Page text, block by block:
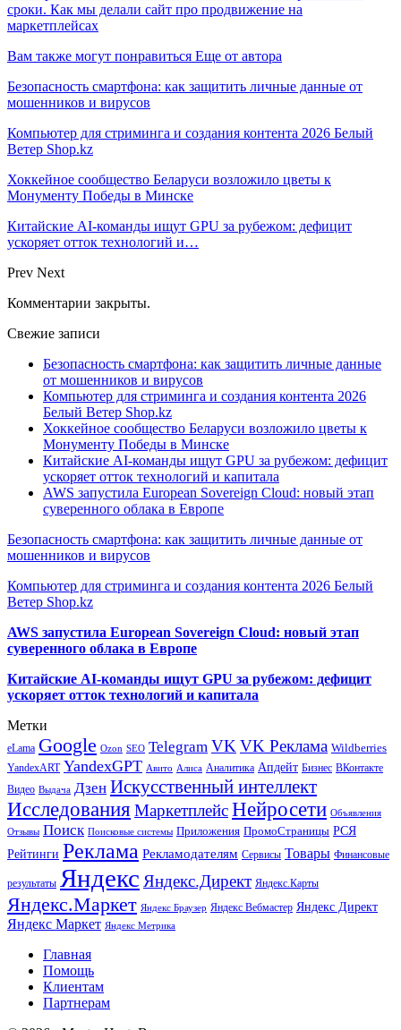
сроки. Как мы делали сайт про продвижение на
маркетплейсах
Вам также могут понравиться Еще от автора
Безопасность смартфона: как защитить личные данные от
мошенников и вирусов
Компьютер для стриминга и создания контента 2026 Белый
Ветер Shop.kz
Хоккейное сообщество Беларуси возложило цветы к
Монументу Победы в Минске
Китайские AI-команды ищут GPU за рубежом: дефицит
ускоряет отток технологий и…
Prev Next
Комментарии закрыты.
Свежие записи
Безопасность смартфона: как защитить личные данные
от мошенников и вирусов
Компьютер для стриминга и создания контента 2026
Белый Ветер Shop.kz
Хоккейное сообщество Беларуси возложило цветы к
Монументу Победы в Минске
Китайские AI-команды ищут GPU за рубежом: дефицит
ускоряет отток технологий и капитала
AWS запустила European Sovereign Cloud: новый этап
суверенного облака в Европе
Безопасность смартфона: как защитить личные данные от
мошенников и вирусов
Компьютер для стриминга и создания контента 2026 Белый
Ветер Shop.kz
AWS запустила European Sovereign Cloud: новый этап
суверенного облака в Европе
Китайские AI-команды ищут GPU за рубежом: дефицит
ускоряет отток технологий и капитала
Метки
eLama Google Ozon SEO Telegram VK VK Реклама Wildberries
YandexART YandexGPT Авито Алиса Аналитика Апдейт Бизнес ВКонтакте
Видео Выдача Дзен Искусственный интеллект
Исследования МаркетплейсНейросети Объявления
Отзывы Поиск Поисковые системы Приложения ПромоСтраницы РСЯ
Рейтинги Реклама Рекламодателям Сервисы Товары Финансовые
результаты Яндекс Яндекс.Директ Яндекс.Карты
Яндекс.Маркет Яндекс Браузер Яндекс Вебмастер Яндекс Директ
Яндекс Маркет Яндекс Метрика
Главная
Помощь
Клиентам
Партнерам